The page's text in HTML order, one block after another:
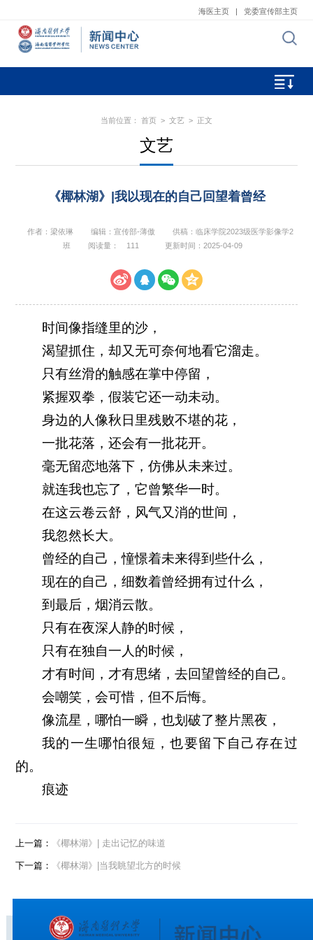
海医主页 | 党委宣传部主页
当前位置： 首页 > 文艺 > 正文
文艺
《椰林湖》|我以现在的自己回望着曾经
作者：梁依琳 编辑：宣传部-薄傲
供稿：临床学院2023级医学影像学2
班
阅读量： 111 更新时间：2025-04-09
时间像指缝里的沙，
渴望抓住，却又无可奈何地看它溜走。
只有丝滑的触感在掌中停留，
紧握双拳，假装它还一动未动。
身边的人像秋日里残败不堪的花，
一批花落，还会有一批花开。
毫无留恋地落下，仿佛从未来过。
就连我也忘了，它曾繁华一时。
在这云卷云舒，风气又消的世间，
我忽然长大。
曾经的自己，憧憬着未来得到些什么，
现在的自己，细数着曾经拥有过什么，
到最后，烟消云散。
只有在夜深人静的时候，
只有在独自一人的时候，
才有时间，才有思绪，去回望曾经的自己。
会嘲笑，会可惜，但不后悔。
像流星，哪怕一瞬，也划破了整片黑夜，
我的一生哪怕很短，也要留下自己存在过
的。
痕迹
上一篇： 《椰林湖》| 走出记忆的味道
下一篇： 《椰林湖》|当我眺望北方的时候